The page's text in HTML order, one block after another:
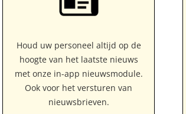
Houd uw personeel altijd op de
hoogte van het laatste nieuws
met onze in-app nieuwsmodule.
Ook voor het versturen van
nieuwsbrieven.